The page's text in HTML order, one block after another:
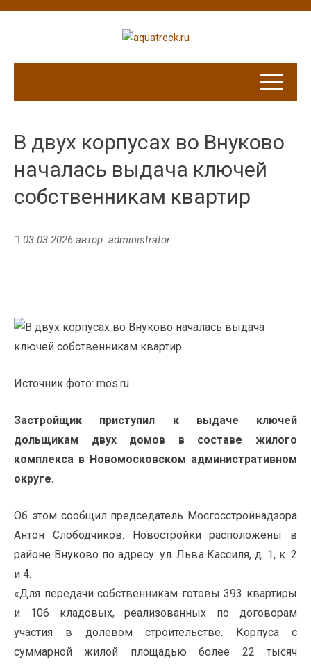
В двух корпусах во Внуково
началась выдача ключей
собственникам квартир
03.03.2026 автор: administrator
Источник фото: mos.ru
Застройщик приступил к выдаче ключей
дольщикам двух домов в составе жилого
комплекса в Новомосковском административном
округе.
Об этом сообщил председатель Мосгосстройнадзора
Антон Слободчиков. Новостройки расположены в
районе Внуково по адресу: ул. Льва Кассиля, д. 1, к. 2
и 4.
«Для передачи собственникам готовы 393 квартиры
и 106 кладовых, реализованных по договорам
участия в долевом строительстве. Корпуса с
суммарной жилой площадью более 22 тысяч